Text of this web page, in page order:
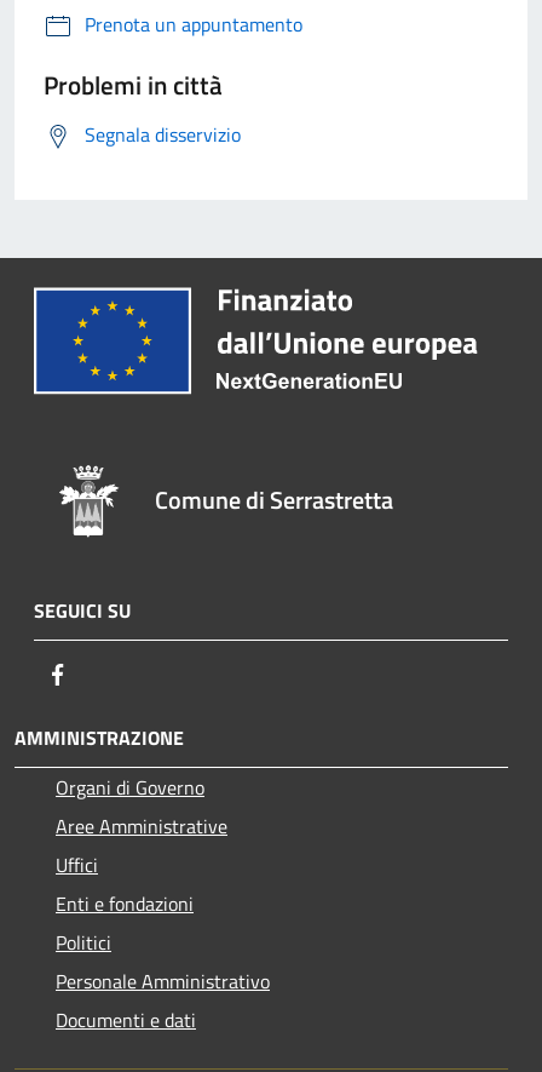
Prenota un appuntamento
Problemi in città
Segnala disservizio
Comune di Serrastretta
SEGUICI SU
AMMINISTRAZIONE
Organi di Governo
Aree Amministrative
Uffici
Enti e fondazioni
Politici
Personale Amministrativo
Documenti e dati